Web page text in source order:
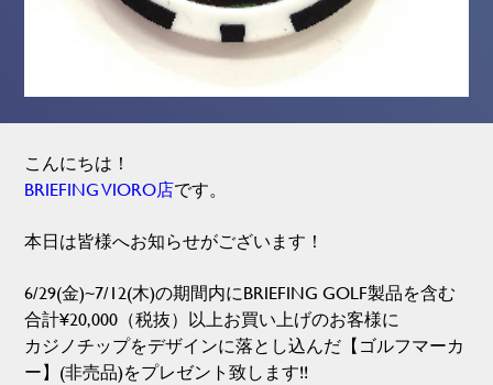
こんにちは！
BRIEFING VIORO店です。
本日は皆様へお知らせがございます！
6/29(金)~7/12(木)の期間内にBRIEFING GOLF製品を含む
合計¥20,000（税抜）以上お買い上げのお客様に
カジノチップをデザインに落とし込んだ【ゴルフマーカ
ー】(非売品)をプレゼント致します!!